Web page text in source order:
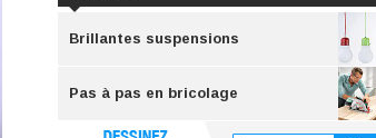
Brillantes suspensions
Pas à pas en bricolage